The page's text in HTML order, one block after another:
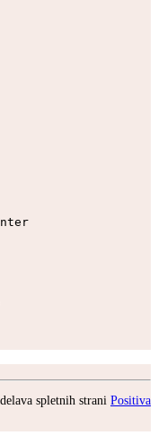
spletnih strani Positiva